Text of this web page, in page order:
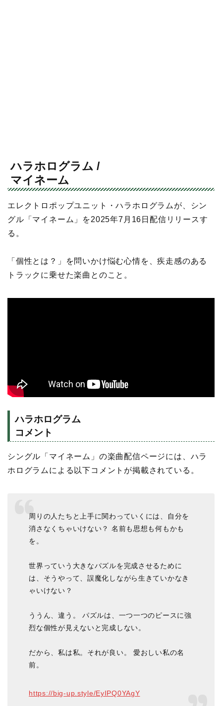
ハラホログラム /
マイネーム
エレクトロポップユニット・ハラホログラムが、シン
グル「マイネーム」を2025年7月16日配信リリースす
る。
「個性とは？」を問いかけ悩む心情を、疾走感のある
トラックに乗せた楽曲とのこと。
ハラホログラム
コメント
シングル「マイネーム」の楽曲配信ページには、ハラ
ホログラムによる以下コメントが掲載されている。
周りの人たちと上手に関わっていくには、自分を
消さなくちゃいけない？ 名前も思想も何もかも
を。
世界っていう大きなパズルを完成させるために
は、そうやって、誤魔化しながら生きていかなき
ゃいけない？
ううん、違う。 パズルは、一つ一つのピースに強
烈な個性が見えないと完成しない。
だから、私は私。それが良い。 愛おしい私の名
前。
https://big-up.style/EyIPQ0YAgY